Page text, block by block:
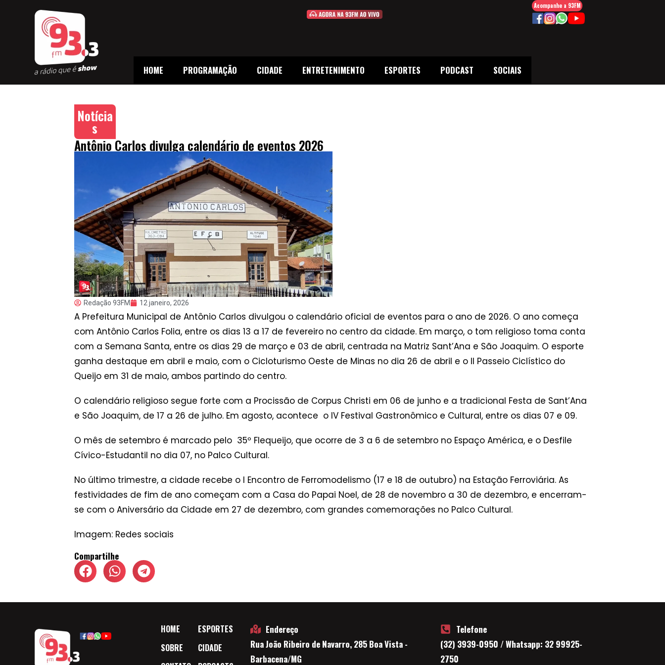
HOME PROGRAMAÇÃO CIDADE ENTRETENIMENTO ESPORTES PODCAST SOCIAIS
Acompanhe a 93FM
Notícia
s
Antônio Carlos divulga calendário de eventos 2026
Redação 93FM 12 janeiro, 2026
A Prefeitura Municipal de Antônio Carlos divulgou o calendário oficial de eventos para o ano de 2026. O ano começa
com Antônio Carlos Folia, entre os dias 13 a 17 de fevereiro no centro da cidade. Em março, o tom religioso toma conta
com a Semana Santa, entre os dias 29 de março e 03 de abril, centrada na Matriz Sant’Ana e São Joaquim. O esporte
ganha destaque em abril e maio, com o Cicloturismo Oeste de Minas no dia 26 de abril e o II Passeio Ciclístico do
Queijo em 31 de maio, ambos partindo do centro.
O calendário religioso segue forte com a Procissão de Corpus Christi em 06 de junho e a tradicional Festa de Sant’Ana
e São Joaquim, de 17 a 26 de julho. Em agosto, acontece o IV Festival Gastronômico e Cultural, entre os dias 07 e 09.
O mês de setembro é marcado pelo 35º Flequeijo, que ocorre de 3 a 6 de setembro no Espaço América, e o Desfile
Cívico-Estudantil no dia 07, no Palco Cultural.
No último trimestre, a cidade recebe o I Encontro de Ferromodelismo (17 e 18 de outubro) na Estação Ferroviária. As
festividades de fim de ano começam com a Casa do Papai Noel, de 28 de novembro a 30 de dezembro, e encerram-
se com o Aniversário da Cidade em 27 de dezembro, com grandes comemorações no Palco Cultural.
Imagem: Redes sociais
Compartilhe
HOME
SOBRE
ESPORTES
CIDADE
Endereço
Rua João Ribeiro de Navarro, 285 Boa Vista -
Barbacena/MG
Telefone
(32) 3939-0950 / Whatsapp: 32 99925-
2750